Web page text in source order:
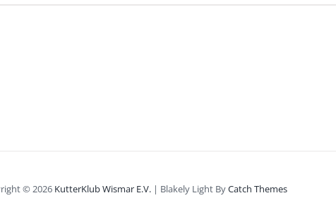
© 2026 KutterKlub Wismar E.V. | Blakely Light ByCatch Themes